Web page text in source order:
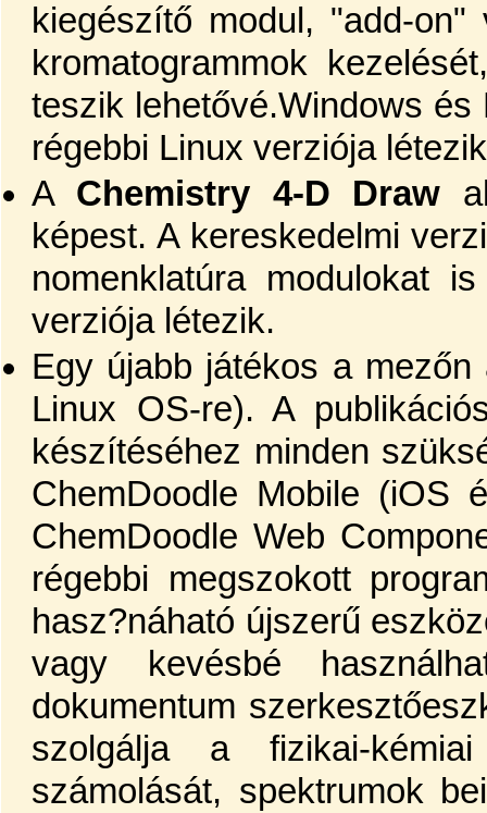
kiegészítő modul, "add-
kromatogrammok
teszik lehetővé.Windows
régebbi Linux verziója
A Chemistry 4-D Draw
képest. A kereskedelmi
nomenklatúra modulokat
verziója létezik.
Egy újabb játékos a
Linux OS-re). A
készítéséhez minden
ChemDoodle Mobile (iOS
ChemDoodle Web
régebbi megszokott
hasz?náható újszerű
vagy kevésbé
dokumentum
szolgálja a fizikai-
számolását, spektrumok